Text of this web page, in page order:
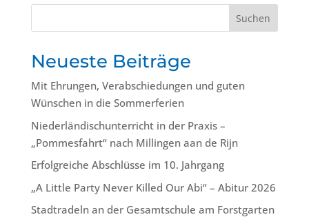
Suchen
Neueste Beiträge
Mit Ehrungen, Verabschiedungen und guten
Wünschen in die Sommerferien
Niederländischunterricht in der Praxis –
„Pommesfahrt“ nach Millingen aan de Rijn
Erfolgreiche Abschlüsse im 10. Jahrgang
„A Little Party Never Killed Our Abi“ – Abitur 2026
Stadtradeln an der Gesamtschule am Forstgarten